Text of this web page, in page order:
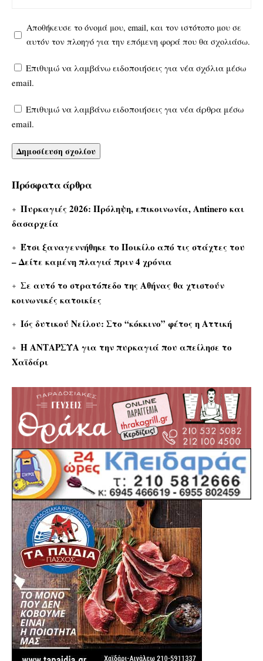
Αποθήκευσε το όνομά μου, email, και τον ιστότοπο μου σε
αυτόν τον πλοηγό για την επόμενη φορά που θα σχολιάσω.
Επιθυμώ να λαμβάνω ειδοποιήσεις για νέα σχόλια μέσω
email.
Επιθυμώ να λαμβάνω ειδοποιήσεις για νέα άρθρα μέσω
email.
Πρόσφατα άρθρα
Πυρκαγιές 2026: Πρόληψη, επικοινωνία, Antinero και
δασαρχεία
Έτσι ξαναγεννήθηκε το Ποικίλο από τις στάχτες του
– Δείτε καμένη πλαγιά πριν 4 χρόνια
Σε αυτό το στρατόπεδο της Αθήνας θα χτιστούν
κοινωνικές κατοικίες
Ιός δυτικού Νείλου: Στο “κόκκινο” φέτος η Αττική
Η ΑΝΤΑΡΣΥΑ για την πυρκαγιά που απείλησε το
Χαϊδάρι